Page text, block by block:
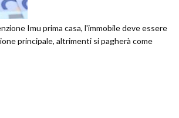
Imu prima casa, l'immobile deve essere
principale, altrimenti si pagherà come